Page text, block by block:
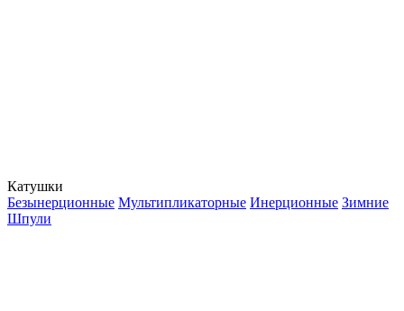
Катушки
Безынерционные Мультипликаторные Инерционные Зимние
Шпули